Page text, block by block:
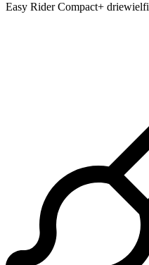
Easy Rider Compact+